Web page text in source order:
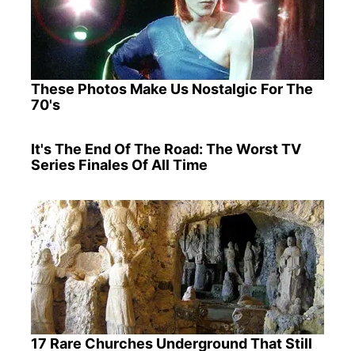
These Photos Make Us Nostalgic For The
70's
It's The End Of The Road: The Worst TV
Series Finales Of All Time
17 Rare Churches Underground That Still